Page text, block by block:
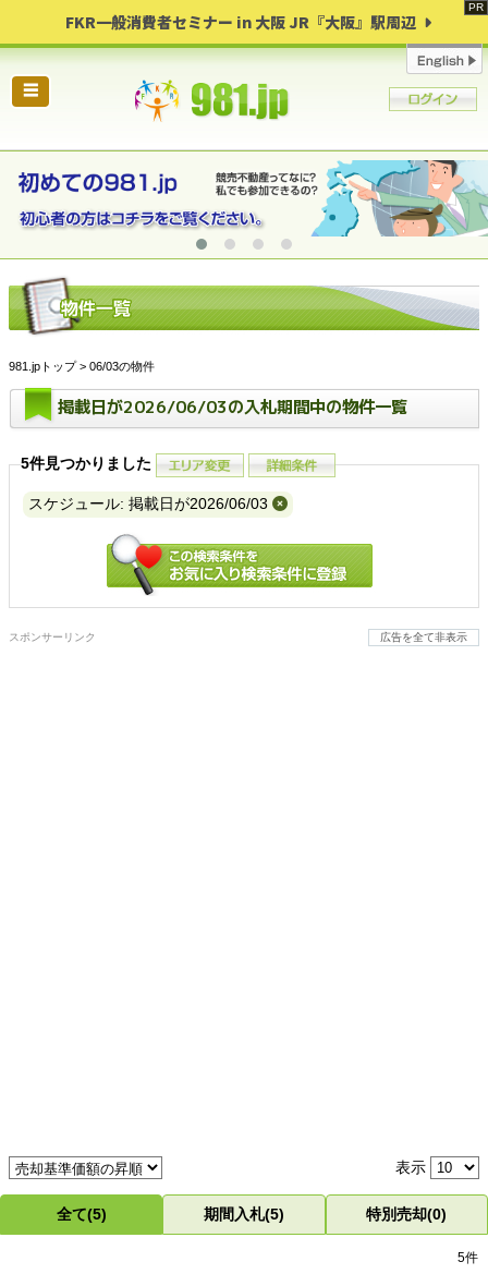
FKR一般消費者セミナー in 大阪 JR『大阪』駅周辺
☰
981.jpトップ> 06/03の物件
掲載日が2026/06/03の入札期間中の物件一覧
5件見つかりました
スケジュール: 掲載日が2026/06/03
スポンサーリンク 広告を全て非表示
表示
全て(5) 期間入札(5) 特別売却(0)
5件